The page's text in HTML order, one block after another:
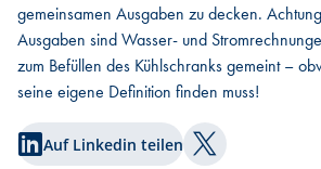
gemeinsamen Ausgaben zu decken.
Ausgaben sind Wasser- und
zum Befüllen des Kühlschranks gemeint –
seine eigene Definition finden muss!
Auf Linkedin teilen Auf Twitter